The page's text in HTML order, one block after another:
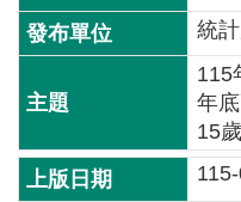
本
統
115
年
15